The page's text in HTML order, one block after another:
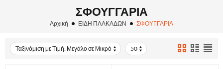
ΣΦΟΥΓΓΑΡΙΑ
Αρχική ΕΙΔΗ ΠΛΑΚΑΔΩΝ ΣΦΟΥΓΓΑΡΙΑ
Ταξινόμιση με Τιμή: Μεγάλο σε Μικρό 50